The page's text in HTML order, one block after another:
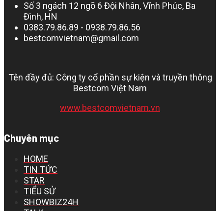
Số 3 ngách 12 ngõ 6 Đội Nhân, Vĩnh Phúc, Ba
Đình, HN
0383.79.86.89 - 0938.79.86.56
bestcomvietnam@gmail.com
Tên đầy đủ: Công ty cổ phần sự kiện và truyền thông
Bestcom Việt Nam
www.bestcomvietnam.vn
Chuyên mục
HOME
TIN TỨC
STAR
TIỂU SỬ
SHOWBIZ24H